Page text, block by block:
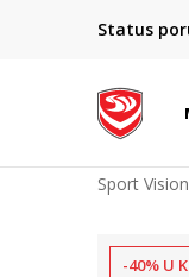
Status
Sport
-40% U